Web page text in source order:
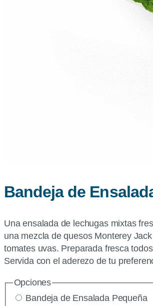
Bandeja de
Una ensalada de lechugas mixtas
una mezcla de quesos Monterey
tomates uvas. Preparada fresca
Servida con el aderezo de tu
Opciones
Bandeja de Ensalada Pequeña